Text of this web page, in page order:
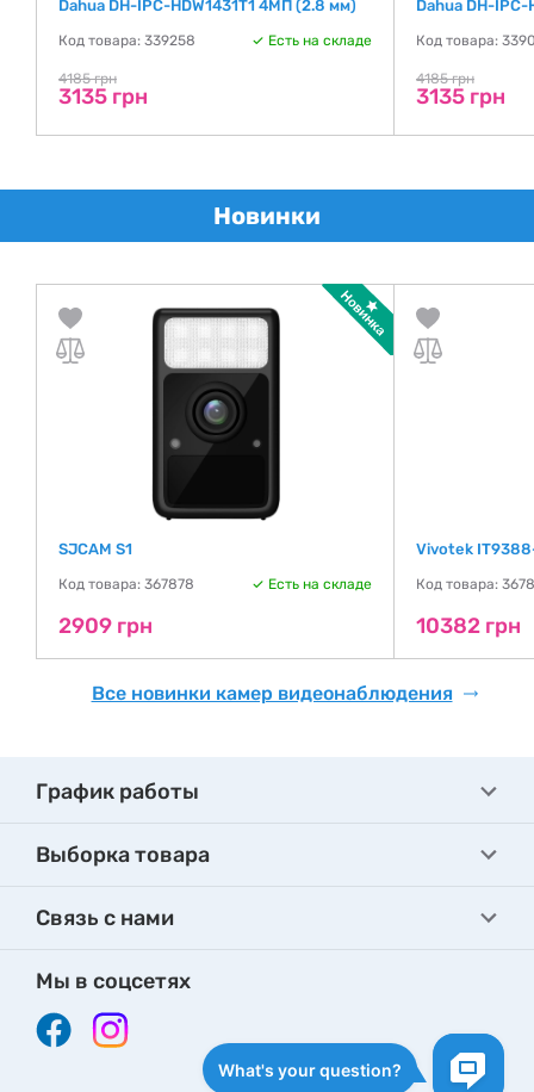
Dahua DH-IPC-HDW1431T1 4МП (2.8 мм)
Код товара: 339258 Есть на складе
4185 грн
3135 грн
Dahua DH-IPC-
Код товара:
4185 грн
3135 грн
Новинки
SJCAM S1
Код товара: 367878 Есть на складе
2909 грн
Vivotek
Код товара:
10382 грн
Все новинки камер видеонаблюдения
График работы
Выборка товара
Связь с нами
Мы в соцсетях